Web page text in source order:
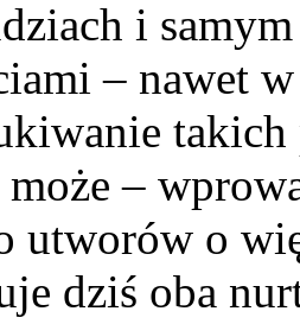
i
– nawet
–
utworów o
dziś oba